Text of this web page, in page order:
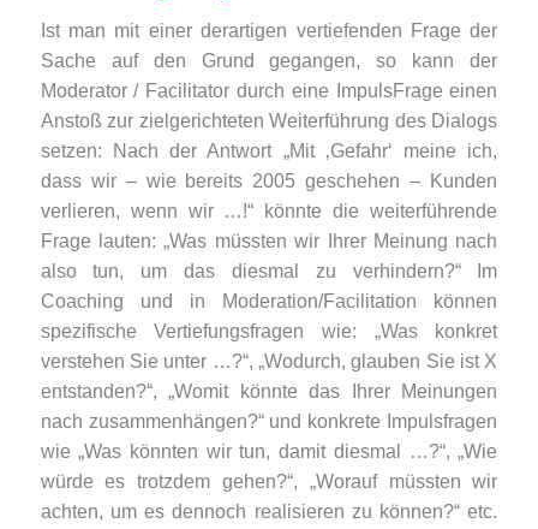
Ist man mit einer derartigen vertiefenden Frage der
Sache auf den Grund gegangen, so kann der
Moderator / Facilitator durch eine ImpulsFrage einen
Anstoß zur zielgerichteten Weiterführung des Dialogs
setzen: Nach der Antwort „Mit ‚Gefahr‘ meine ich,
dass wir – wie bereits 2005 geschehen – Kunden
verlieren, wenn wir …!“ könnte die weiterführende
Frage lauten: „Was müssten wir Ihrer Meinung nach
also tun, um das diesmal zu verhindern?“ Im
Coaching und in Moderation/Facilitation können
spezifische Vertiefungsfragen wie: „Was konkret
verstehen Sie unter …?“, „Wodurch, glauben Sie ist X
entstanden?“, „Womit könnte das Ihrer Meinungen
nach zusammenhängen?“ und konkrete Impulsfragen
wie „Was könnten wir tun, damit diesmal …?“, „Wie
würde es trotzdem gehen?“, „Worauf müssten wir
achten, um es dennoch realisieren zu können?“ etc.